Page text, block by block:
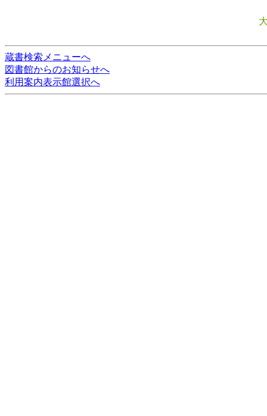
蔵書検索メニューへ
図書館からのお知らせへ
利用案内表示館選択へ